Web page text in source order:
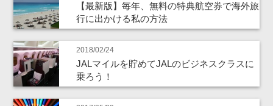
【最新版】毎年、無料の特典航空券で海外旅
行に出かける私の方法
2018/02/24
JALマイルを貯めてJALのビジネスクラスに
乗ろう！